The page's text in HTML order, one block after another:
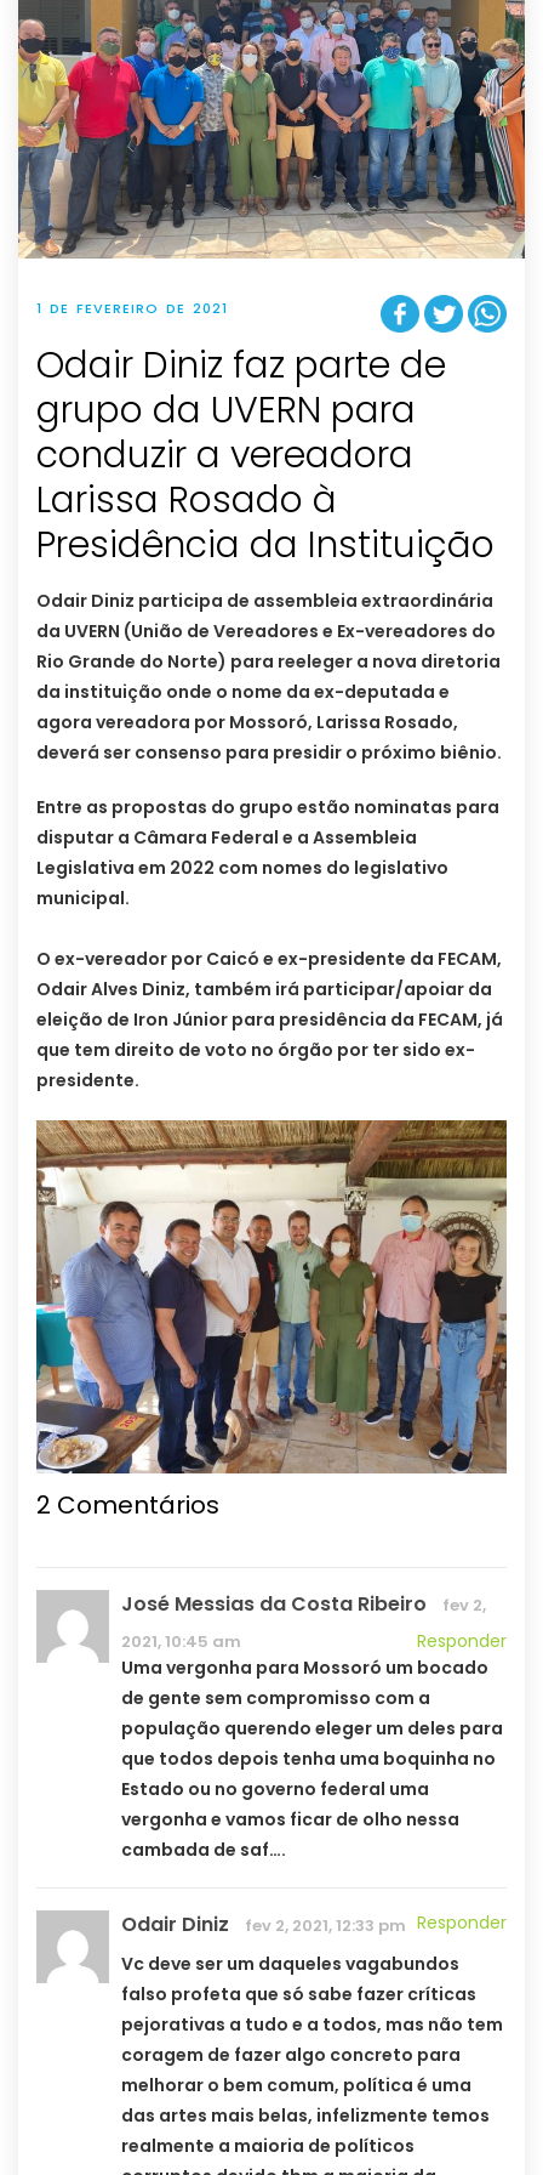
1 DE FEVEREIRO DE 2021
Odair Diniz faz parte de
grupo da UVERN para
conduzir a vereadora
Larissa Rosado à
Presidência da Instituição
Odair Diniz participa de assembleia extraordinária
da UVERN (União de Vereadores e Ex-vereadores do
Rio Grande do Norte) para reeleger a nova diretoria
da instituição onde o nome da ex-deputada e
agora vereadora por Mossoró, Larissa Rosado,
deverá ser consenso para presidir o próximo biênio.
Entre as propostas do grupo estão nominatas para
disputar a Câmara Federal e a Assembleia
Legislativa em 2022 com nomes do legislativo
municipal.
O ex-vereador por Caicó e ex-presidente da FECAM,
Odair Alves Diniz, também irá participar/apoiar da
eleição de Iron Júnior para presidência da FECAM, já
que tem direito de voto no órgão por ter sido ex-
presidente.
2 Comentários
José Messias da Costa Ribeiro
fev 2,
2021, 10:45 am
Responder
Uma vergonha para Mossoró um bocado
de gente sem compromisso com a
população querendo eleger um deles para
que todos depois tenha uma boquinha no
Estado ou no governo federal uma
vergonha e vamos ficar de olho nessa
cambada de saf….
Odair Diniz fev 2, 2021, 12:33 pm Responder
Vc deve ser um daqueles vagabundos
falso profeta que só sabe fazer críticas
pejorativas a tudo e a todos, mas não tem
coragem de fazer algo concreto para
melhorar o bem comum, política é uma
das artes mais belas, infelizmente temos
realmente a maioria de políticos